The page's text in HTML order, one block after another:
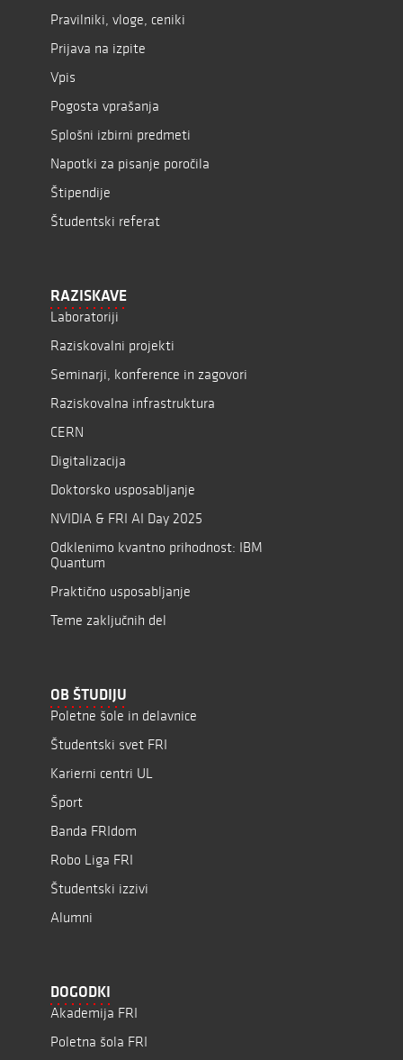
Pravilniki, vloge, ceniki
Prijava na izpite
Vpis
Pogosta vprašanja
Splošni izbirni predmeti
Napotki za pisanje poročila
Štipendije
Študentski referat
RAZISKAVE
Laboratoriji
Raziskovalni projekti
Seminarji, konference in zagovori
Raziskovalna infrastruktura
CERN
Digitalizacija
Doktorsko usposabljanje
NVIDIA & FRI AI Day 2025
Odklenimo kvantno prihodnost: IBM
Quantum
Praktično usposabljanje
Teme zaključnih del
OB ŠTUDIJU
Poletne šole in delavnice
Študentski svet FRI
Karierni centri UL
Šport
Banda FRIdom
Robo Liga FRI
Študentski izzivi
Alumni
DOGODKI
Akademija FRI
Poletna šola FRI